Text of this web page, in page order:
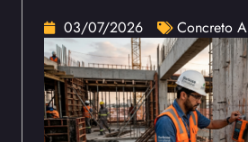
03/07/2026
Concreto